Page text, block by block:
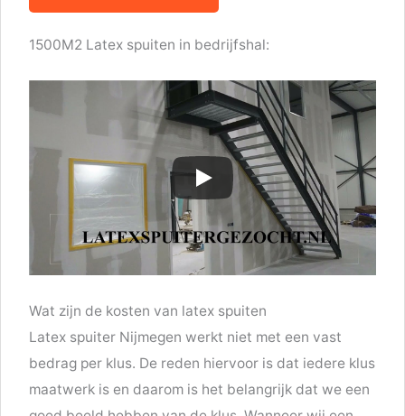
1500M2 Latex spuiten in bedrijfshal:
Wat zijn de kosten van latex spuiten
Latex spuiter Nijmegen werkt niet met een vast
bedrag per klus. De reden hiervoor is dat iedere klus
maatwerk is en daarom is het belangrijk dat we een